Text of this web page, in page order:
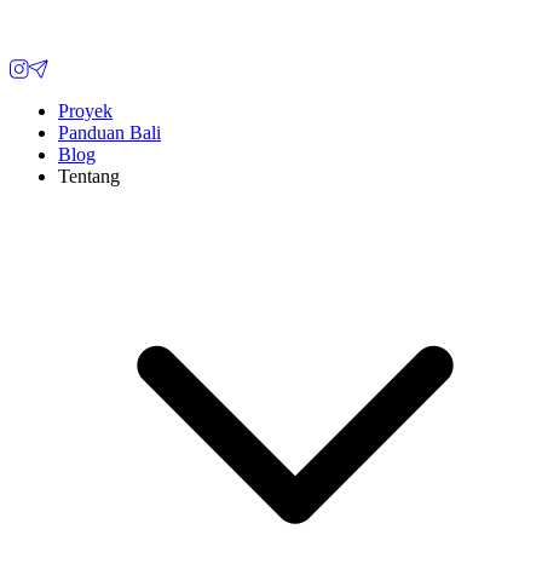
Proyek
Panduan Bali
Blog
Tentang